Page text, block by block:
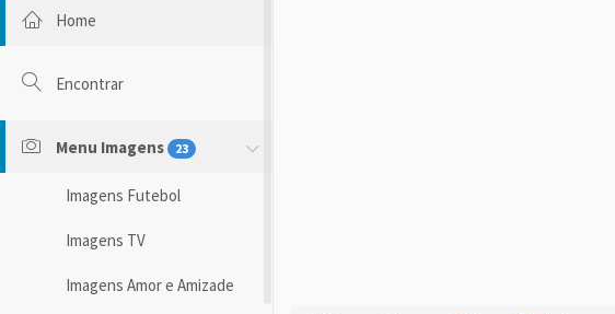
Home
Encontrar
Menu Imagens 23
Imagens Futebol
Imagens TV
Imagens Amor e Amizade